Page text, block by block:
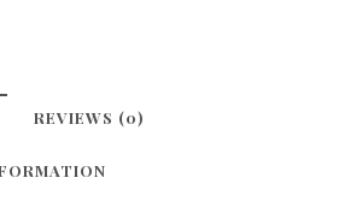
REVIEWS (0)